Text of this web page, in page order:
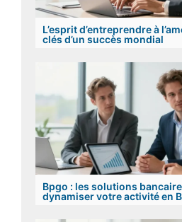
L’esprit d’entreprendre à
clés d’un succès mondial
Bpgo : les solutions
dynamiser votre activité en